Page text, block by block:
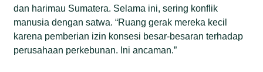
dan harimau Sumatera. Selama ini, sering konflik
manusia dengan satwa. “Ruang gerak mereka kecil
karena pemberian izin konsesi besar-besaran terhadap
perusahaan perkebunan. Ini ancaman.”